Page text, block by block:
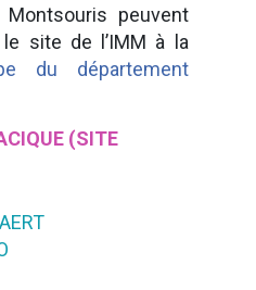
peuvent
site de l’IMM à la
du département
(SITE